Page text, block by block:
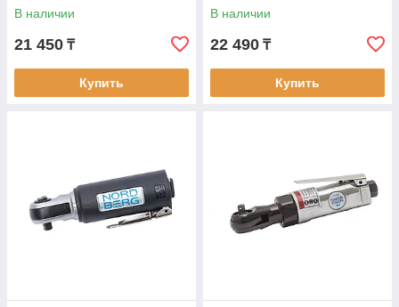
В наличии
21 450 ₸
Купить
В наличии
22 490 ₸
Купить